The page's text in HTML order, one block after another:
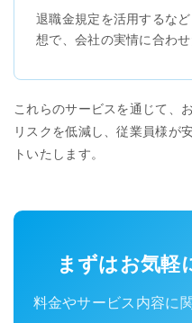
退職金規定を活用するな
想で、会社の実情に合わ
これらのサービスを通じて、
リスクを低減し、従業員様が
トいたします。
まずはお気軽
料金やサービス内容に